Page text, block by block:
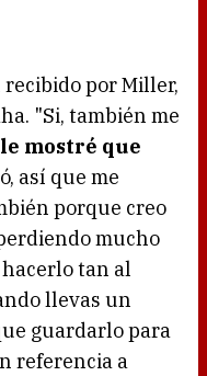
por Miller,
"Si, también me
mostré que
así que me
porque creo
mucho
tan al
llevas un
guardarlo para
referencia a